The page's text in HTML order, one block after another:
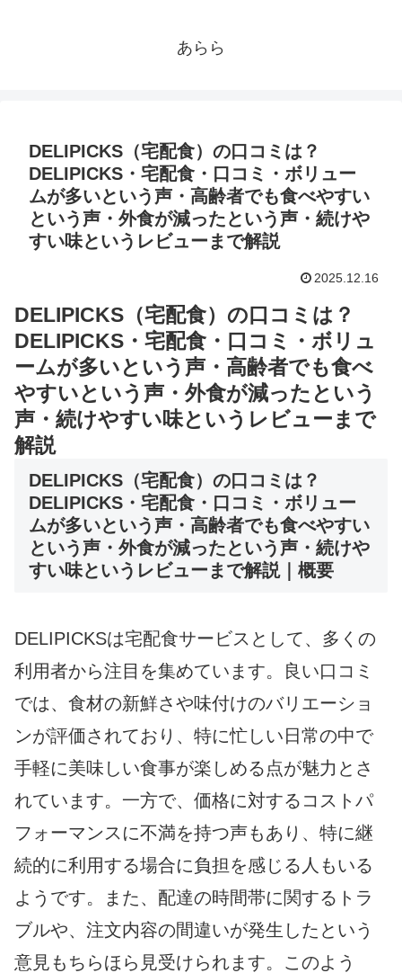
あらら
DELIPICKS（宅配食）の口コミは？
DELIPICKS・宅配食・口コミ・ボリュー
ムが多いという声・高齢者でも食べやすい
という声・外食が減ったという声・続けや
すい味というレビューまで解説
2025.12.16
DELIPICKS（宅配食）の口コミは？
DELIPICKS・宅配食・口コミ・ボリュ
ームが多いという声・高齢者でも食べ
やすいという声・外食が減ったという
声・続けやすい味というレビューまで
解説
DELIPICKS（宅配食）の口コミは？
DELIPICKS・宅配食・口コミ・ボリュー
ムが多いという声・高齢者でも食べやすい
という声・外食が減ったという声・続けや
すい味というレビューまで解説｜概要
DELIPICKSは宅配食サービスとして、多くの
利用者から注目を集めています。良い口コミ
では、食材の新鮮さや味付けのバリエーショ
ンが評価されており、特に忙しい日常の中で
手軽に美味しい食事が楽しめる点が魅力とさ
れています。一方で、価格に対するコストパ
フォーマンスに不満を持つ声もあり、特に継
続的に利用する場合に負担を感じる人もいる
ようです。また、配達の時間帯に関するトラ
ブルや、注文内容の間違いが発生したという
意見もちらほら見受けられます。このよう